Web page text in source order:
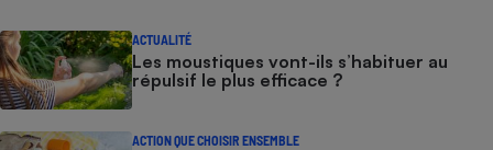
ACTUALITÉ
Les moustiques vont-ils s’habituer au
répulsif le plus efficace ?
ACTION QUE CHOISIR ENSEMBLE